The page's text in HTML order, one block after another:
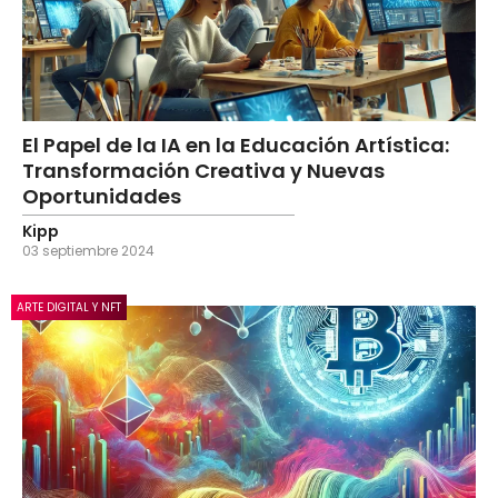
El Papel de la IA en la Educación Artística:
Transformación Creativa y Nuevas
Oportunidades
Kipp
03 septiembre 2024
ARTE DIGITAL Y NFT